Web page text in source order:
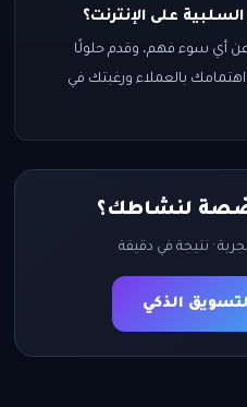
على الإنترنت؟
أي سوء فهم، وقدم حلولًا
اهتمامك بالعملاء ورغبتك في
لنشاطك؟
· نتيجة في دقيقة
الذكي